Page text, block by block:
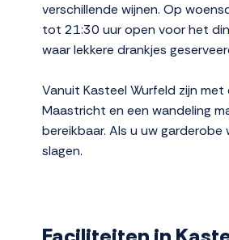
verschillende wijnen. Op
tot 21:30 uur open voor het
waar lekkere drankjes
Vanuit Kasteel Wurfeld zijn
Maastricht en een wandeling
bereikbaar. Als u uw
slagen.